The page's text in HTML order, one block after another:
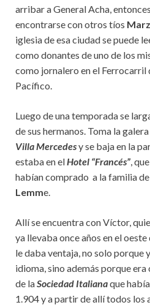
arribar a General Acha,
encontrarse con otros tíos
iglesia de esa ciudad se puede
como donantes de uno de los
como jornalero en el Ferrocarril
Pacífico.
Luego de una temporada se
de sus hermanos. Toma la
Villa Mercedesy se baja en la
estaba en el Hotel “Francés” ,
habían comprado a la familia
Lemme.
Allí se encuentra con Víctor,
ya llevaba once años en el
le daba ventaja, no solo porque
idioma, sino además porque
de laSociedad Italianaque
1.904 y a partir de allí todos los